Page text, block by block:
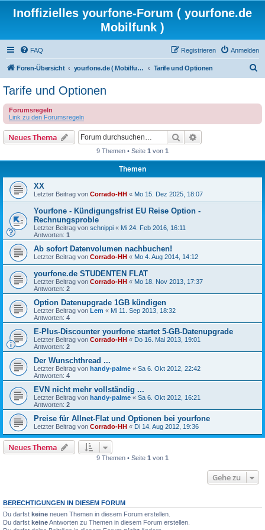
Inoffizielles yourfone-Forum ( yourfone.de
Mobilfunk )
FAQ Anmelden
Registrieren
Foren-Übersicht yourfone.de ( Mobilfunkangebot ) Tarife und Optionen
e
Tarife und Optionen
Forumsregeln
Link zu den Forumsregeln
Neues Thema Suche
9 Themen • Seite 1 von 1
Themen
XX
Letzter Beitrag von Corrado-HH « Mo 15. Dez 2025, 18:07
Yourfone - Kündigungsfrist EU Reise Option -
Rechnungsproble
Letzter Beitrag von schnippi « Mi 24. Feb 2016, 16:11
Antworten: 1
Ab sofort Datenvolumen nachbuchen!
Letzter Beitrag von Corrado-HH « Mo 4. Aug 2014, 14:12
yourfone.de STUDENTEN FLAT
Letzter Beitrag von Corrado-HH « Mo 18. Nov 2013, 17:37
Antworten: 2
Option Datenupgrade 1GB kündigen
Letzter Beitrag von Lem « Mi 11. Sep 2013, 18:32
Antworten: 4
E-Plus-Discounter yourfone startet 5-GB-Datenupgrade
Letzter Beitrag von Corrado-HH « Do 16. Mai 2013, 19:01
Antworten: 2
Der Wunschthread ...
Letzter Beitrag von handy-palme « Sa 6. Okt 2012, 22:42
Antworten: 4
EVN nicht mehr vollständig ...
Letzter Beitrag von handy-palme « Sa 6. Okt 2012, 16:21
Antworten: 2
Preise für Allnet-Flat und Optionen bei yourfone
Letzter Beitrag von Corrado-HH « Di 14. Aug 2012, 19:36
Neues Thema
9 Themen • Seite 1 von 1
Gehe zu
BERECHTIGUNGEN IN DIESEM FORUM
Du darfst keine neuen Themen in diesem Forum erstellen.
Du darfst keineAntworten zu Themen in diesem Forum erstellen.